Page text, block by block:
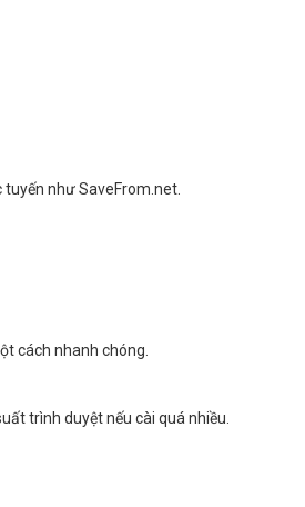
tuyến như SaveFrom.net.
cách nhanh chóng.
trình duyệt nếu cài quá nhiều.